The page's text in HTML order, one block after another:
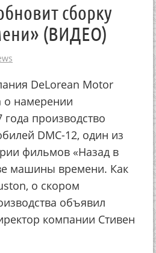
сборку
(ВИДЕО)
DeLorean Motor
о намерении
года производство
DMC-12, один из
фильмов «Назад в
машины времени. Как
о скором
объявил
компании Стивен